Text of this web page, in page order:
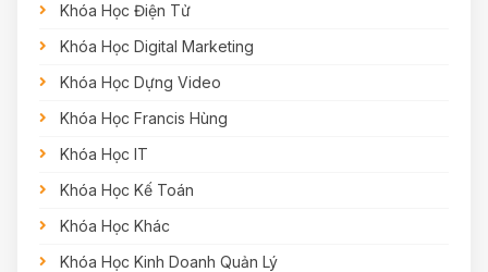
Khóa Học Điện Tử
Khóa Học Digital Marketing
Khóa Học Dựng Video
Khóa Học Francis Hùng
Khóa Học IT
Khóa Học Kế Toán
Khóa Học Khác
Khóa Học Kinh Doanh Quản Lý